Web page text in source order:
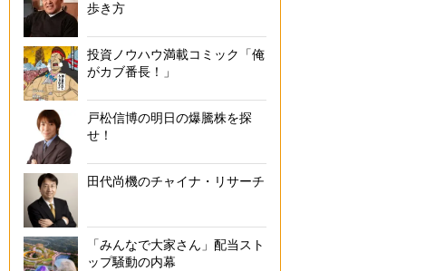
歩き方
投資ノウハウ満載コミック「俺
がカブ番長！」
戸松信博の明日の爆騰株を探
せ！
田代尚機のチャイナ・リサーチ
「みんなで大家さん」配当スト
ップ騒動の内幕